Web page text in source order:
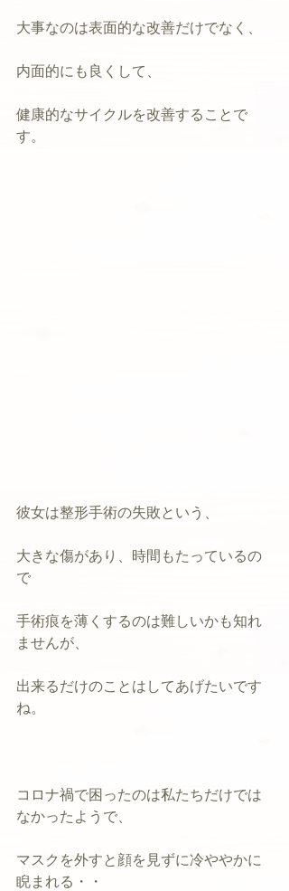
大事なのは表面的な改善だけでなく、
内面的にも良くして、
健康的なサイクルを改善することで
す。
彼女は整形手術の失敗という、
大きな傷があり、時間もたっているの
で
手術痕を薄くするのは難しいかも知れ
ませんが、
出来るだけのことはしてあげたいです
ね。
コロナ禍で困ったのは私たちだけでは
なかったようで、
マスクを外すと顔を見ずに冷ややかに
睨まれる・・